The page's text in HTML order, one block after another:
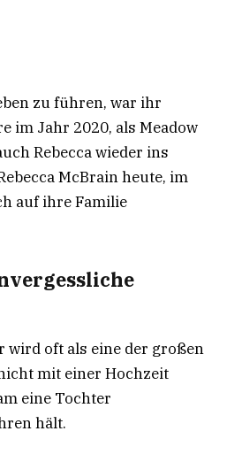
zu führen, war ihr
im Jahr 2020, als Meadow
Rebecca wieder ins
McBrain heute, im
auf ihre Familie
wird oft als eine der großen
mit einer Hochzeit
eine Tochter
hält.